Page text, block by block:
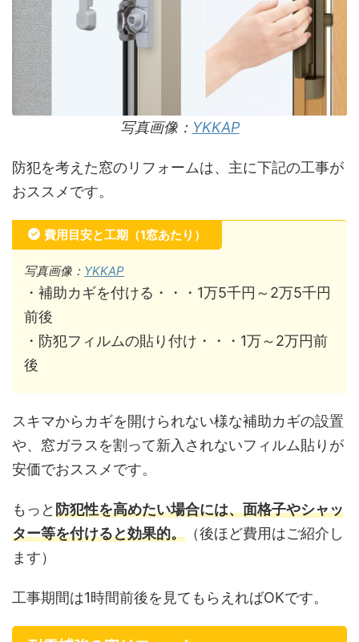
写真画像： YKKAP
防犯を考えた窓のリフォームは、主に下記の工事が
おススメです。
費用目安と工期（1窓あたり）
写真画像： YKKAP
・補助カギを付ける・・・1万5千円～2万5千円
前後
・防犯フィルムの貼り付け・・・1万～2万円前
後
スキマからカギを開けられない様な補助カギの設置
や、窓ガラスを割って新入されないフィルム貼りが
安価でおススメです。
もっと防犯性を高めたい場合には、面格子やシャッ
ター等を付けると効果的。 （後ほど費用はご紹介し
ます）
工事期間は1時間前後を見てもらえればOKです。